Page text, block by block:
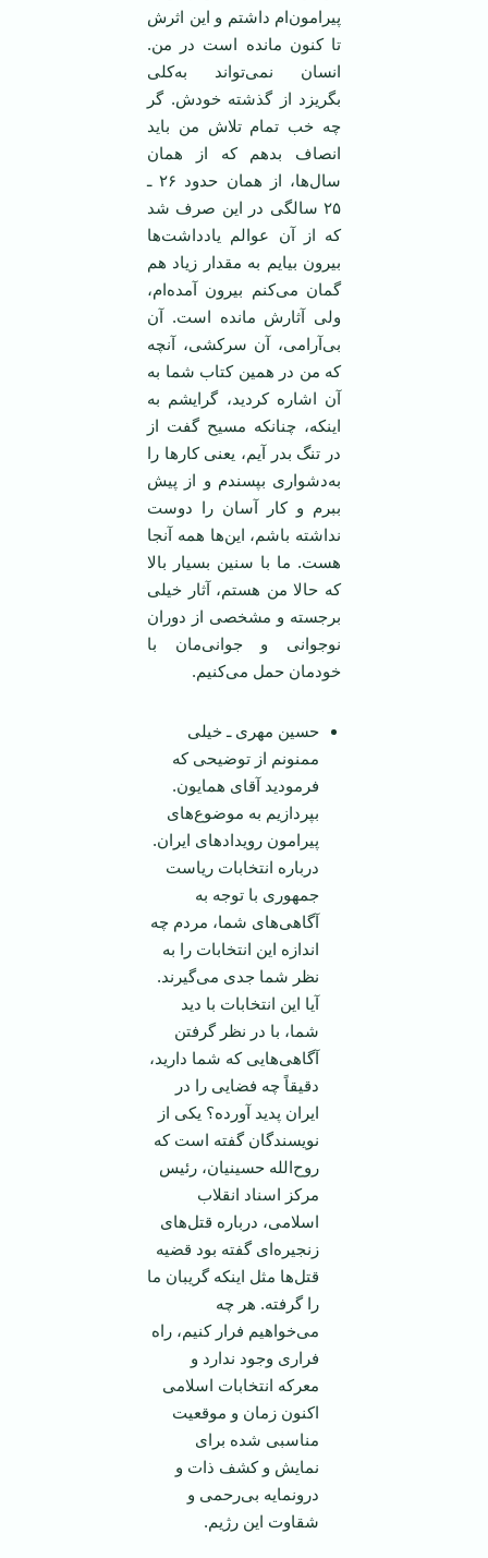
پیرامون‌ام داشتم و این اثرش
تا کنون مانده است در من.
انسان نمی‌تواند به‌کلی
بگریزد از گذشته خودش. گر
چه خب تمام تلاش من باید
انصاف بدهم که از‌‌ همان
سال‌ها، از‌‌ همان حدود ۲۶ ـ
۲۵ سالگی در این صرف شد
که از آن عوالم یادداشت‌ها
بیرون بیایم به مقدار زیاد هم
گمان می‌کنم بیرون آمده‌ام،
ولی آثارش مانده است. آن
بی‌آرامی، آن سرکشی، آنچه
که من در همین کتاب شما به
آن اشاره کردید، گرایشم به
اینکه، چنانکه مسیح گفت از
در تنگ بدر آیم، یعنی کار‌ها را
به‌دشواری بپسندم و از پیش
ببرم و کار آسان را دوست
نداشته باشم، این‌ها همه آنجا
هست. ما با سنین بسیار بالا
که حالا من هستم، آثار خیلی
برجسته و مشخصی از دوران
نوجوانی و جوانی‌مان با
خودمان حمل می‌کنیم.
حسین مهری ـ خیلی
ممنونم از توضیحی که
فرمودید آقای همایون.
بپردازیم به موضوع‌های
پیرامون رویدادهای ایران.
درباره انتخابات ریاست
جمهوری با توجه به
آگاهی‌های شما، مردم چه
اندازه این انتخابات را به
نظر شما جدی می‌گیرند.
آیا این انتخابات با دید
شما، با در نظر گرفتن
آگاهی‌هایی که شما دارید،
دقیقاً چه فضایی را در
ایران پدید آورده؟ یکی از
نویسندگان گفته است که
روح‌الله حسینیان، رئیس
مرکز اسناد انقلاب
اسلامی، درباره قتل‌های
زنجیره‌ای گفته بود قضیه
قتل‌ها مثل اینکه گریبان ما
را گرفته. هر چه
می‌خواهیم فرار کنیم، راه
فراری وجود ندارد و
معرکه انتخابات اسلامی
اکنون زمان و موقعیت
مناسبی شده برای
نمایش و کشف ذات و
درونمایه بی‌رحمی و
شقاوت این رژیم.